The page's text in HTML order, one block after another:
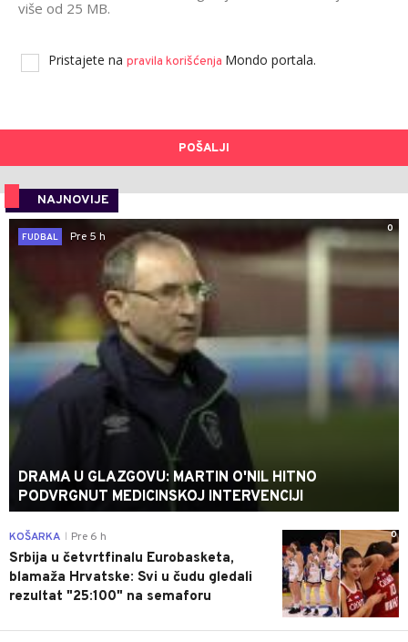
više od 25 MB.
Pristajete na pravila korišćenja Mondo portala.
POŠALJI
NAJNOVIJE
0
FUDBAL
Pre 5 h
DRAMA U GLAZGOVU: MARTIN O'NIL HITNO
PODVRGNUT MEDICINSKOJ INTERVENCIJI
0
KOŠARKA Pre 6 h
Srbija u četvrtfinalu Eurobasketa,
blamaža Hrvatske: Svi u čudu gledali
rezultat "25:100" na semaforu